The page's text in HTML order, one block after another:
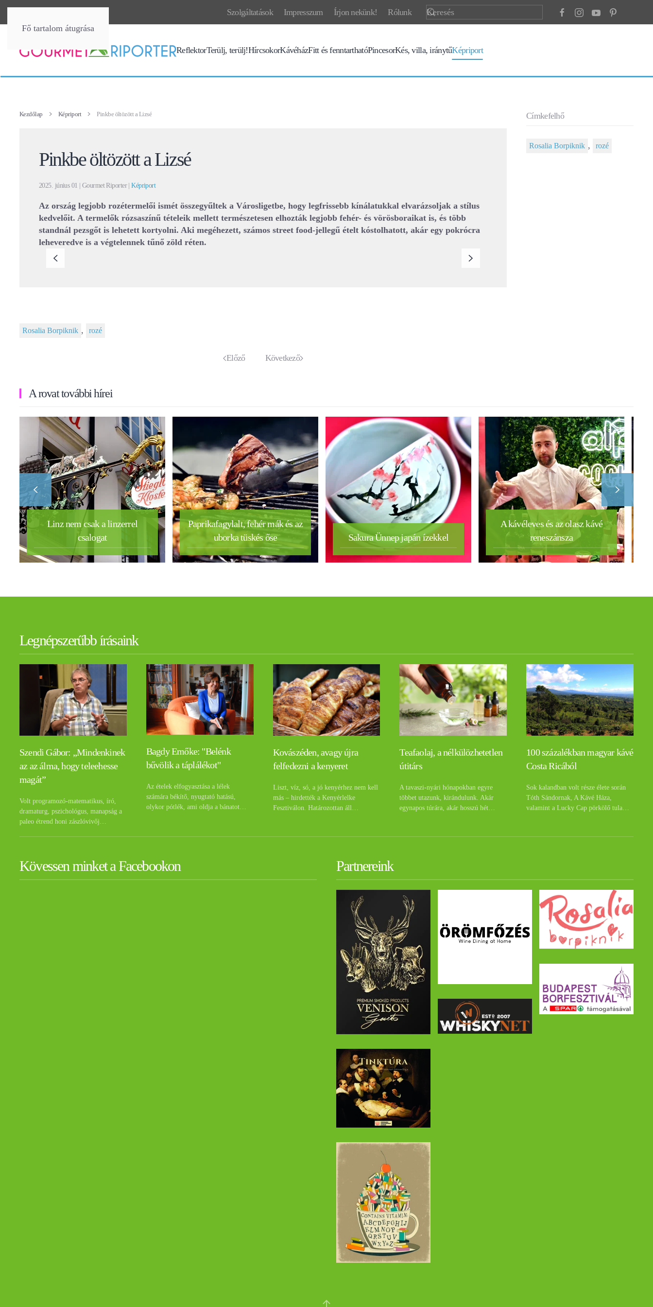
Fő tartalom átugrása
Szolgáltatások Impresszum Írjon nekünk! Rólunk
ReflektorTerülj, terülj!HírcsokorKávéházFitt és fenntarthatóPincesorKés, villa, iránytűKépriport
Kezdőlap Képriport Pinkbe öltözött a Lizsé
Pinkbe öltözött a Lizsé
2025. június 01 | Gourmet Riporter |Képriport
Az ország legjobb rozétermelői ismét összegyűltek a Városligetbe, hogy legfrissebb kínálatukkal elvarázsoljak a stílus
kedvelőit. A termelők rózsaszínű tételeik mellett természetesen elhozták legjobb fehér- és vörösboraikat is, és több
standnál pezsgőt is lehetett kortyolni. Aki megéhezett, számos street food-jellegű ételt kóstolhatott, akár egy pokrócra
leheveredve is a végtelennek tűnő zöld réten.
Rosalia Borpiknik , rozé
Előző Következő
Címkefelhő
Rosalia Borpiknik , rozé
A rovat további hírei
Linz nem csak a linzerrel
csalogat
Paprikafagylalt, fehér mák és az
uborka tüskés őse
Sakura Ünnep japán ízekkel
A kávéleves és az olasz kávé
reneszánsza
Legnépszerűbb írásaink
Szendi Gábor: „Mindenkinek
az az álma, hogy teleehesse
magát”
Volt programozó-matematikus, író,
dramaturg, pszichológus, manapság a
paleo étrend honi zászlóvivőj…
Bagdy Emőke: "Belénk
bűvölik a táplálékot"
Az ételek elfogyasztása a lélek
számára békítő, nyugtató hatású,
olykor pótlék, ami oldja a bánatot…
Kovászéden, avagy újra
felfedezni a kenyeret
Liszt, víz, só, a jó kenyérhez nem kell
más – hirdették a Kenyérlelke
Fesztiválon. Határozottan áll…
Teafaolaj, a nélkülözhetetlen
útitárs
A tavaszi-nyári hónapokban egyre
többet utazunk, kirándulunk. Akár
egynapos túrára, akár hosszú hét…
100 százalékban magyar kávé
Costa Ricából
Sok kalandban volt része élete során
Tóth Sándornak, A Kávé Háza,
valamint a Lucky Cap pörkölő tula…
Kövessen minket a Facebookon Partnereink